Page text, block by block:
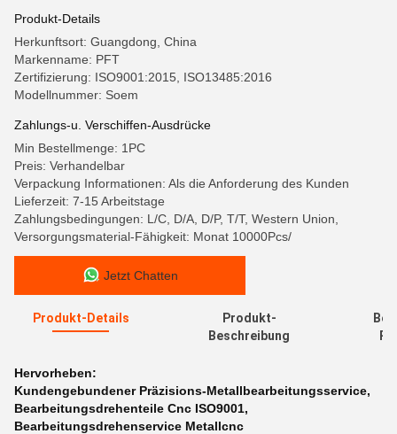
Produkt-Details
Herkunftsort: Guangdong, China
Markenname: PFT
Zertifizierung: ISO9001:2015, ISO13485:2016
Modellnummer: Soem
Zahlungs-u. Verschiffen-Ausdrücke
Min Bestellmenge: 1PC
Preis: Verhandelbar
Verpackung Informationen: Als die Anforderung des Kunden
Lieferzeit: 7-15 Arbeitstage
Zahlungsbedingungen: L/C, D/A, D/P, T/T, Western Union,
Versorgungsmaterial-Fähigkeit: Monat 10000Pcs/
Jetzt Chatten
Produkt-Details
Produkt-
Beschreibung
Hervorheben:
Kundengebundener Präzisions-Metallbearbeitungsservice,
Bearbeitungsdrehenteile Cnc ISO9001,
Bearbeitungsdrehenservice Metallcnc